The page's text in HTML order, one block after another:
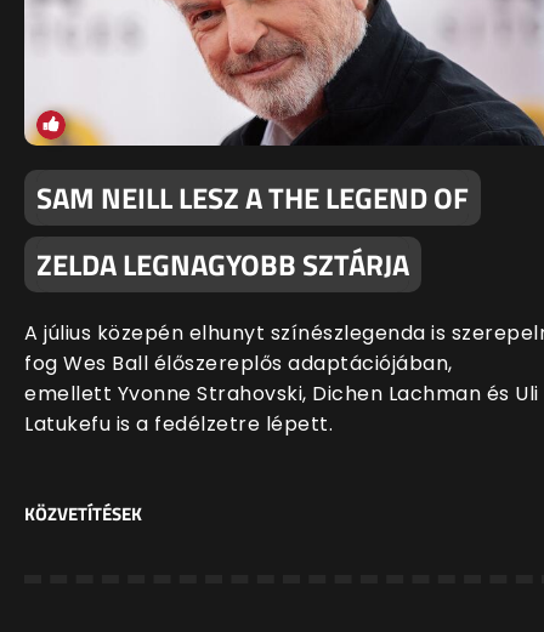
SAM NEILL LESZ A THE LEGEND OF
ZELDA LEGNAGYOBB SZTÁRJA
A július közepén elhunyt színészlegenda is
fog Wes Ball élőszereplős adaptációjában,
emellett Yvonne Strahovski, Dichen Lachman és Uli
Latukefu is a fedélzetre lépett.
KÖZVETÍTÉSEK